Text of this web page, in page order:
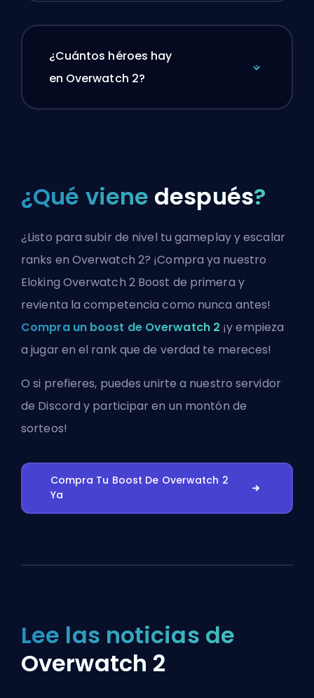
¿Cuántos héroes hay
en Overwatch 2?
¿Qué viene después?
¿Listo para subir de nivel tu gameplay y escalar
ranks en Overwatch 2? ¡Compra ya nuestro
Eloking Overwatch 2 Boost de primera y
revienta la competencia como nunca antes!
Compra un boost de Overwatch 2 ¡y empieza
a jugar en el rank que de verdad te mereces!
O si prefieres, puedesunirte a nuestro servidor
de Discord y participar en un montón de
sorteos!
Compra Tu Boost De Overwatch 2
Ya
Lee las noticias de
Overwatch 2